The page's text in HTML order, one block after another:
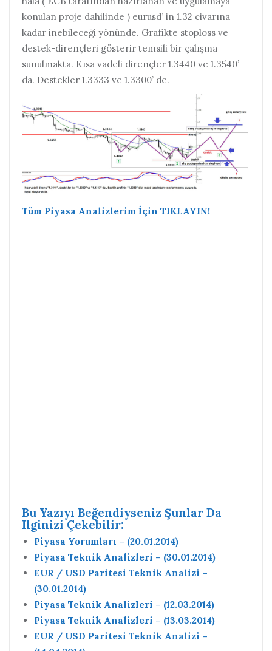
konulan proje dahilinde ) eurusd’ in 1.32 civarına
kadar inebileceği yönünde. Grafikte stoploss ve
destek-dirençleri gösterir temsili bir çalışma
sunulmakta. Kısa vadeli dirençler 1.3440 ve 1.3540’
da. Destekler 1.3333 ve 1.3300’ de.
Tüm Piyasa Analizlerim İçin TIKLAYIN!
Bu Yazıyı Beğendiyseniz Şunlar Da
Ilginizi Çekebilir:
Piyasa Yorumları – (20.01.2014)
Piyasa Teknik Analizleri – (30.01.2014)
EUR / USD Paritesi Teknik Analizi –
(30.01.2014)
Piyasa Teknik Analizleri – (12.03.2014)
Piyasa Teknik Analizleri – (13.03.2014)
EUR / USD Paritesi Teknik Analizi –